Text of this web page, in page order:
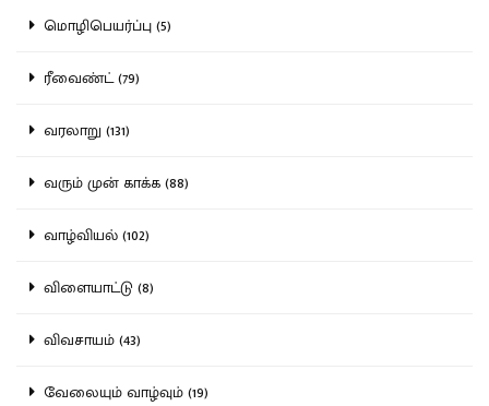
மொழிபெயர்ப்பு (5)
ரீவைண்ட் (79)
வரலாறு (131)
வரும் முன் காக்க (88)
வாழ்வியல் (102)
விளையாட்டு (8)
விவசாயம் (43)
வேலையும் வாழ்வும் (19)